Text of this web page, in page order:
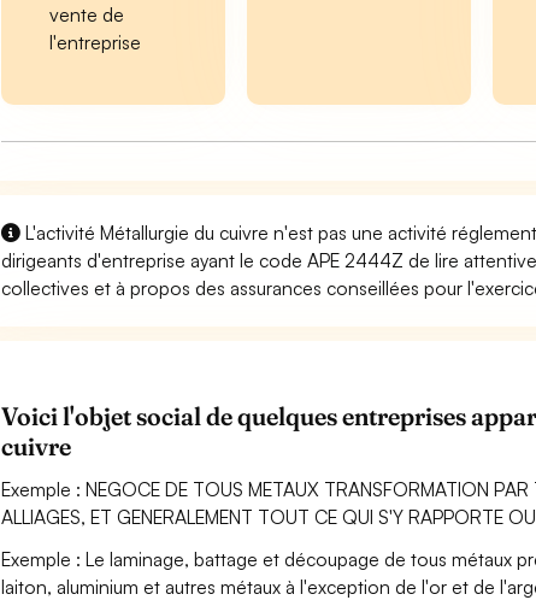
vente de
l'entreprise
L'activité Métallurgie du cuivre n'est pas une activité
dirigeants d'entreprise ayant le code APE 2444Z de lire
collectives et à propos des assurances conseillées pour
Voici l'objet social de quelques entreprises
cuivre
Exemple : NEGOCE DE TOUS METAUX TRANSFORMATION
ALLIAGES, ET GENERALEMENT TOUT CE QUI S'Y RAPPORTE
Exemple : Le laminage, battage et découpage de tous métaux
laiton, aluminium et autres métaux à l'exception de l'or et de